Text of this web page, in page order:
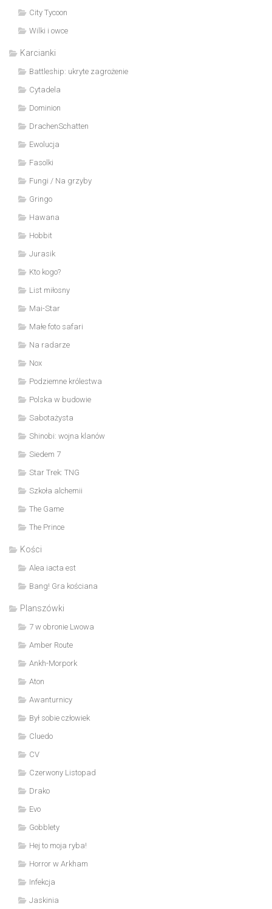
City Tycoon
Wilki i owce
Karcianki
Battleship: ukryte zagrożenie
Cytadela
Dominion
DrachenSchatten
Ewolucja
Fasolki
Fungi / Na grzyby
Gringo
Hawana
Hobbit
Jurasik
Kto kogo?
List miłosny
Mai-Star
Małe foto safari
Na radarze
Nox
Podziemne królestwa
Polska w budowie
Sabotażysta
Shinobi: wojna klanów
Siedem 7
Star Trek: TNG
Szkoła alchemii
The Game
The Prince
Kości
Alea iacta est
Bang! Gra kościana
Planszówki
7 w obronie Lwowa
Amber Route
Ankh-Morpork
Aton
Awanturnicy
Był sobie człowiek
Cluedo
CV
Czerwony Listopad
Drako
Evo
Gobblety
Hej to moja ryba!
Horror w Arkham
Infekcja
Jaskinia